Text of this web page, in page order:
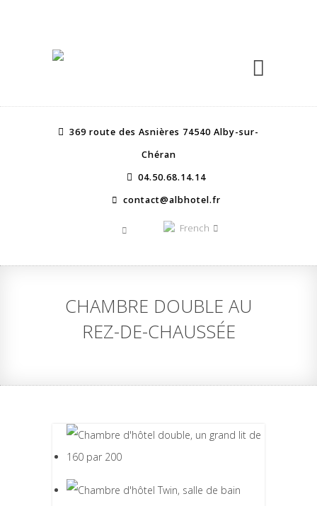
369 route des Asnières 74540 Alby-sur-
Chéran
04.50.68.14.14
contact@albhotel.fr
French
CHAMBRE DOUBLE AU
REZ-DE-CHAUSSÉE